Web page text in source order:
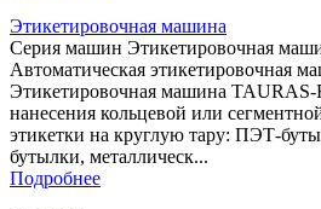
Этикетировочная машина
Серия машин Этикетировочная
Автоматическая этикетировочная
Этикетировочная машина TAURAS-
нанесения кольцевой или
этикетки на круглую тару: ПЭТ-
бутылки, металлическ...
Подробнее